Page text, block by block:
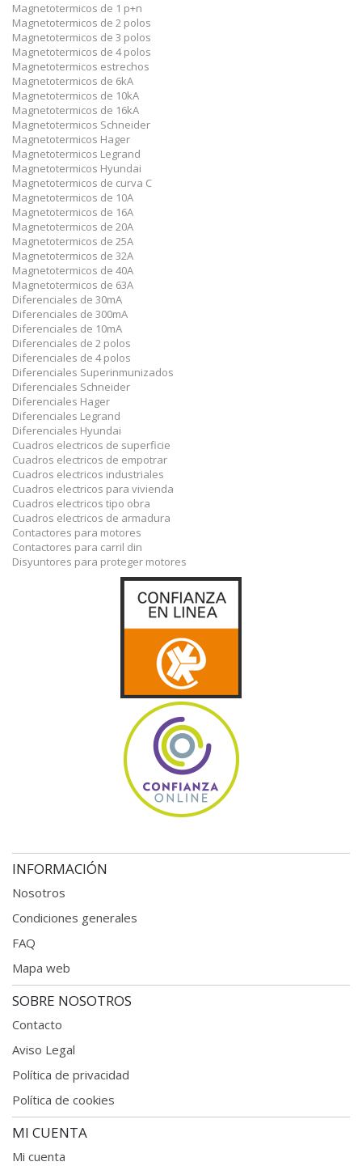
Magnetotermicos de 1 p+n
Magnetotermicos de 2 polos
Magnetotermicos de 3 polos
Magnetotermicos de 4 polos
Magnetotermicos estrechos
Magnetotermicos de 6kA
Magnetotermicos de 10kA
Magnetotermicos de 16kA
Magnetotermicos Schneider
Magnetotermicos Hager
Magnetotermicos Legrand
Magnetotermicos Hyundai
Magnetotermicos de curva C
Magnetotermicos de 10A
Magnetotermicos de 16A
Magnetotermicos de 20A
Magnetotermicos de 25A
Magnetotermicos de 32A
Magnetotermicos de 40A
Magnetotermicos de 63A
Diferenciales de 30mA
Diferenciales de 300mA
Diferenciales de 10mA
Diferenciales de 2 polos
Diferenciales de 4 polos
Diferenciales Superinmunizados
Diferenciales Schneider
Diferenciales Hager
Diferenciales Legrand
Diferenciales Hyundai
Cuadros electricos de superficie
Cuadros electricos de empotrar
Cuadros electricos industriales
Cuadros electricos para vivienda
Cuadros electricos tipo obra
Cuadros electricos de armadura
Contactores para motores
Contactores para carril din
Disyuntores para proteger motores
INFORMACIÓN
Nosotros
Condiciones generales
FAQ
Mapa web
SOBRE NOSOTROS
Contacto
Aviso Legal
Política de privacidad
Política de cookies
MI CUENTA
Mi cuenta